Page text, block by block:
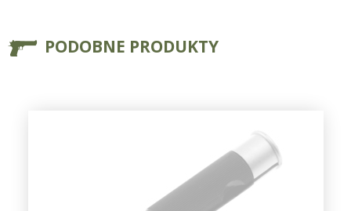
PODOBNE PRODUKTY